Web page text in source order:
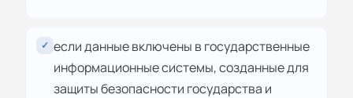
✓ если данные включены в государственные
информационные системы, созданные для
защиты безопасности государства и